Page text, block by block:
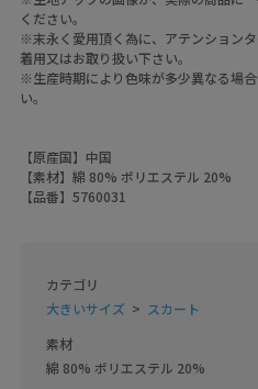
ください。
※末永く愛用頂く為に、アテンション
着用又はお取り扱い下さい。
※生産時期により色味が多少異なる場
い。
【原産国】中国
【素材】綿 80% ポリエステル 20%
【品番】5760031
カテゴリ
大きいサイズ
スカート
素材
綿 80% ポリエステル 20%